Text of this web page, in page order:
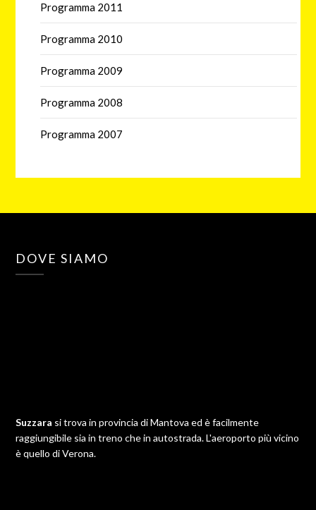
Programma 2011
Programma 2010
Programma 2009
Programma 2008
Programma 2007
DOVE SIAMO
Suzzara si trova in provincia di Mantova ed è facilmente
raggiungibile sia in treno che in autostrada. L'aeroporto più vicino
è quello di Verona.